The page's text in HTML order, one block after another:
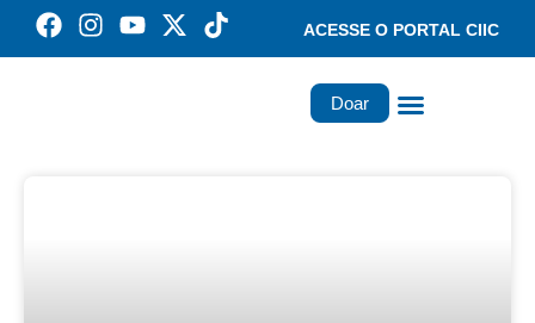
ACESSE O PORTAL CIIC
Doar